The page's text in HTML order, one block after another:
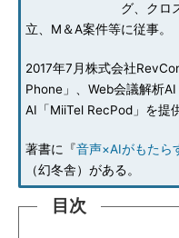
グ、クロ
立、M＆A案件等に従事。
2017年7月株式会社
Phone」、Web会議解析
AI「MiiTel RecPod」を提
著書に『音声×AIがもたら
（幻冬舎）がある。
目次